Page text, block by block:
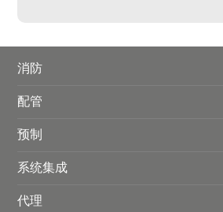
消防
配管
预制
系统集成
代理